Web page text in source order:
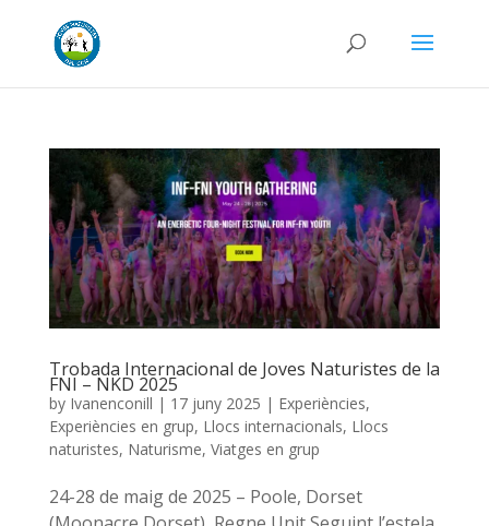
Trobada Internacional de Joves Naturistes de la
FNI – NKD 2025
by Ivanenconill | 17 juny 2025 | Experiències,
Experiències en grup, Llocs internacionals, Llocs
naturistes, Naturisme, Viatges en grup
24-28 de maig de 2025 – Poole, Dorset